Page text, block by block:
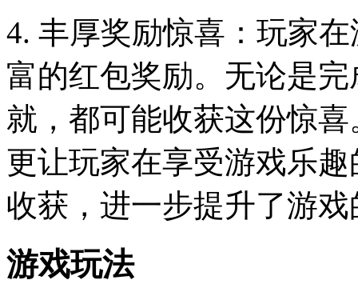
4. 丰厚奖励惊喜：玩家
富的红包奖励。无论是
就，都可能收获这份惊
更让玩家在享受游戏乐
收获，进一步提升了游
游戏玩法